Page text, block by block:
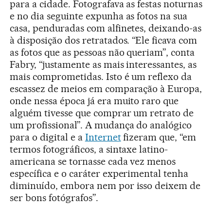
para a cidade. Fotografava as festas noturnas
e no dia seguinte expunha as fotos na sua
casa, penduradas com alfinetes, deixando-as
à disposição dos retratados. “Ele ficava com
as fotos que as pessoas não queriam”, conta
Fabry, “justamente as mais interessantes, as
mais comprometidas. Isto é um reflexo da
escassez de meios em comparação à Europa,
onde nessa época já era muito raro que
alguém tivesse que comprar um retrato de
um profissional”. A mudança do analógico
para o digital e a Internetfizeram que, “em
termos fotográficos, a sintaxe latino-
americana se tornasse cada vez menos
específica e o caráter experimental tenha
diminuído, embora nem por isso deixem de
ser bons fotógrafos”.